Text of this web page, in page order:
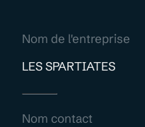
Nom de l'entreprise
LES SPARTIATES
Nom contact